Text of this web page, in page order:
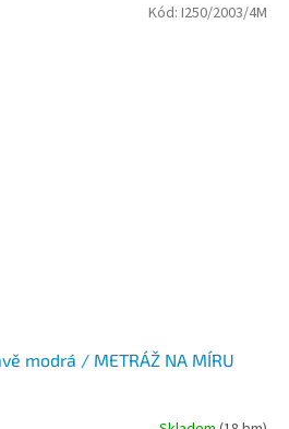
modrá / METRÁŽ NA MÍRU
Kód: I250/2003/4M